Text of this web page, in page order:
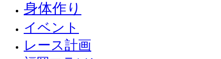
身体作り
イベント
レース計画